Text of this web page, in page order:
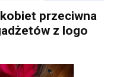
przeciwna
z logo